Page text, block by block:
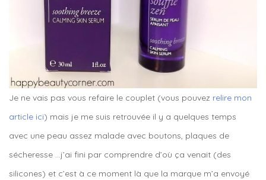
Je ne vais pas vous refaire le couplet (vous pouvez relire mon
article ici) mais je me suis retrouvée il y a quelques temps
avec une peau assez malade avec boutons, plaques de
sécheresse …j’ai fini par comprendre d’où ça venait (des
silicones) et c’est à ce moment là que la marque m’a envoyé